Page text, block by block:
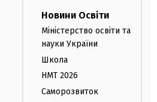
Новини Освіти
Міністерство освіти та
науки України
Школа
НМТ 2026
Саморозвиток